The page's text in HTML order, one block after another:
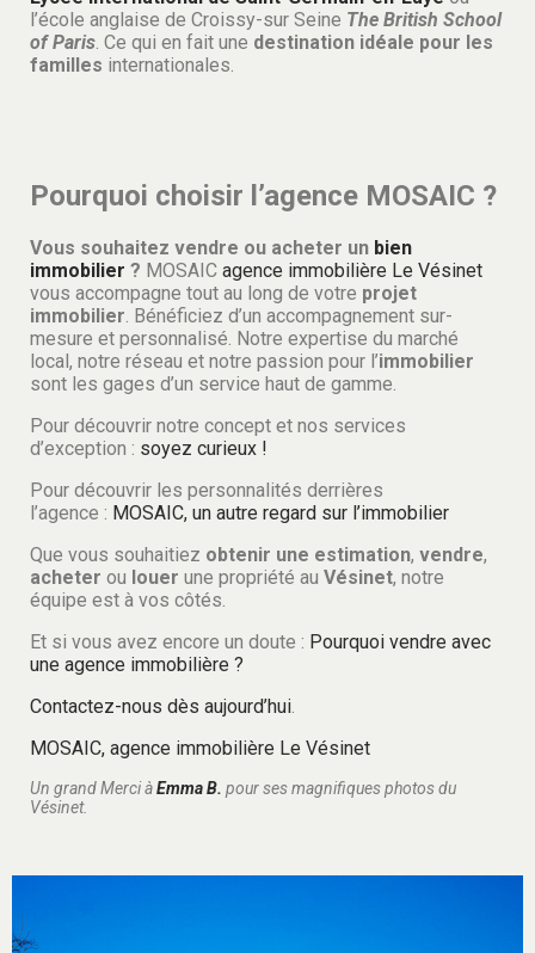
l’école anglaise de Croissy-sur Seine The British School
of Paris. Ce qui en fait une destination idéale pour les
familles internationales.
Pourquoi choisir l’agence MOSAIC ?
Vous souhaitez vendre ou acheter un bien
immobilier ? MOSAIC agence immobilière Le Vésinet
vous accompagne tout au long de votre projet
immobilier. Bénéficiez d’un accompagnement sur-
mesure et personnalisé. Notre expertise du marché
local, notre réseau et notre passion pour l’immobilier
sont les gages d’un service haut de gamme.
Pour découvrir notre concept et nos services
d’exception : soyez curieux !
Pour découvrir les personnalités derrières
l’agence : MOSAIC, un autre regard sur l’immobilier
Que vous souhaitiez obtenir une estimation, vendre,
acheter ou louer une propriété au Vésinet, notre
équipe est à vos côtés.
Et si vous avez encore un doute : Pourquoi vendre avec
une agence immobilière ?
Contactez-nous dès aujourd’hui.
MOSAIC, agence immobilière Le Vésinet
Un grand Merci àEmma B. pour ses magnifiques photos du
Vésinet.